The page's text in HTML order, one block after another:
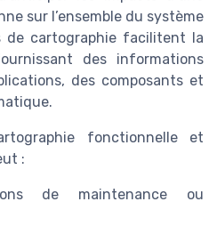
sur l’ensemble du système
de cartographie facilitent la
des informations
des composants et
fonctionnelle et
:
de maintenance ou